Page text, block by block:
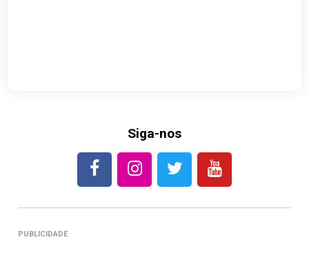
Siga-nos
PUBLICIDADE